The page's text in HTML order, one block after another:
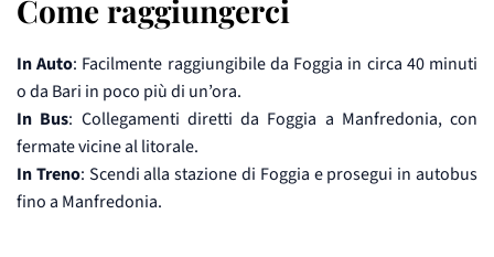
Come raggiungerci
In Auto: Facilmente raggiungibile da Foggia in circa 40 minuti
o da Bari in poco più di un’ora.
In Bus: Collegamenti diretti da Foggia a Manfredonia, con
fermate vicine al litorale.
In Treno: Scendi alla stazione di Foggia e prosegui in autobus
fino a Manfredonia.